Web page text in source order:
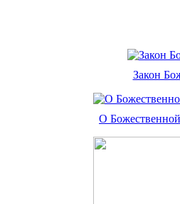
Закон
О